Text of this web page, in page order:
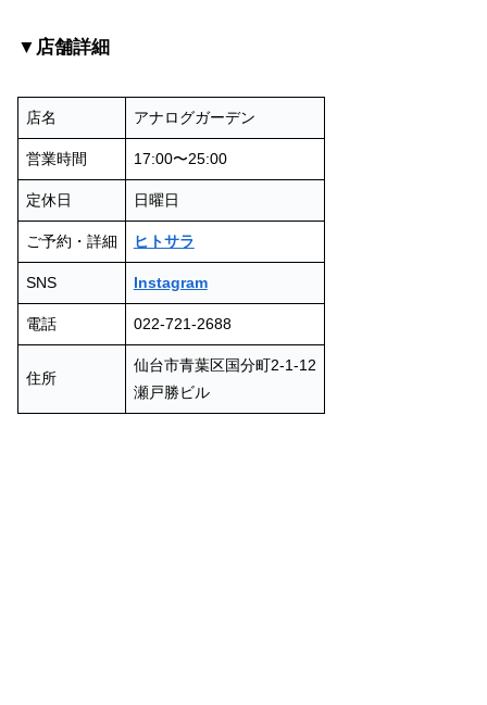
▼店舗詳細
店名 アナログガーデン
営業時間 17:00〜25:00
定休日 日曜日
ご予約・詳細 ヒトサラ
SNS Instagram
電話 022-721-2688
住所
仙台市青葉区国分町2-1-12
瀬戸勝ビル